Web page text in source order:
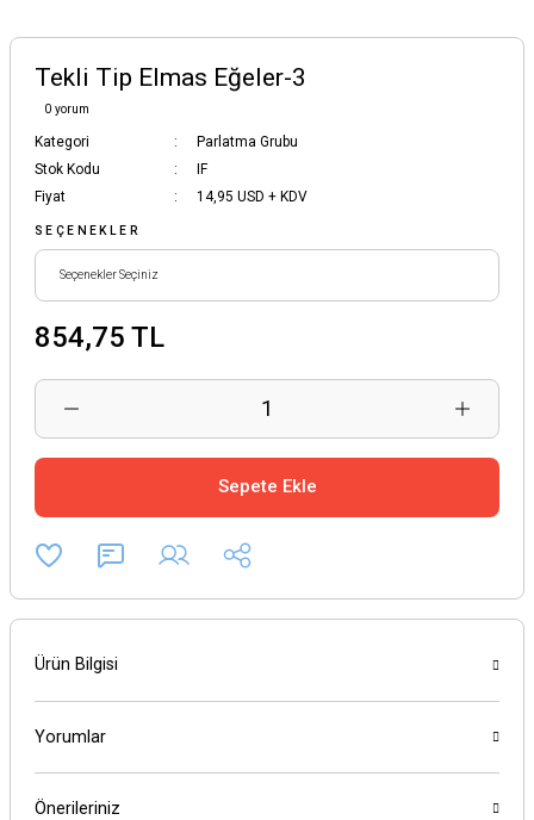
Tekli Tip Elmas Eğeler-3
0 yorum
Kategori
Parlatma Grubu
Stok Kodu
IF
Fiyat
14,95 USD + KDV
SEÇENEKLER
854,75 TL
Sepete Ekle
Ürün Bilgisi
Yorumlar
Önerileriniz